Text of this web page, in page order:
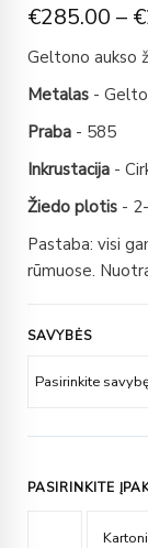
€285.00 – €
Geltono aukso
Metalas -
Praba - 585
Inkrustacija -
Žiedo plotis -
Pastaba: visi
rūmuose.
SAVYBĖS
PASIRINKITE